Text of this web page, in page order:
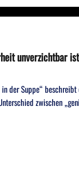
unverzichtbar ist
der Suppe“
zwischen